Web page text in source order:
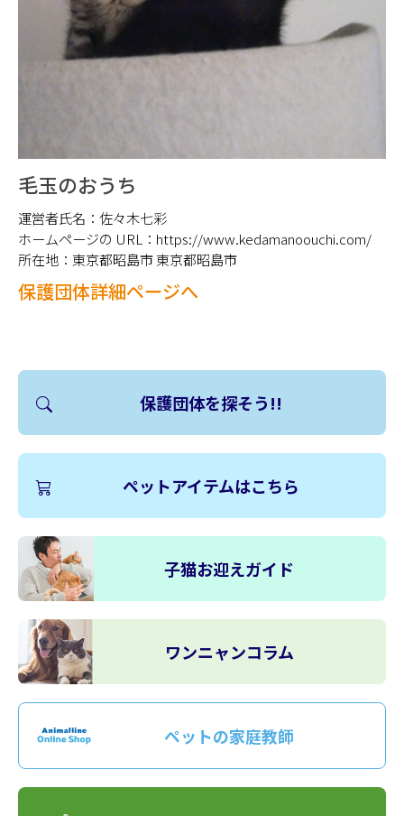
毛玉のおうち
運営者氏名： 佐々木七彩
ホームページの URL： https://www.kedamanoouchi.com/
所在地： 東京都昭島市 東京都昭島市
保護団体詳細ページへ
保護団体を探そう!!
ペットアイテムはこちら
子猫お迎えガイド
ワンニャンコラム
ペットの家庭教師